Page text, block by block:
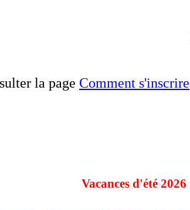
la page Comment s'inscrire
Vacances d'été 2026